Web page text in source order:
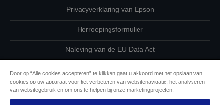
Privacyverklaring van Epson
Herroepingsformulier
Naleving van de EU Data Act
Cookie-informatie
Door op “Alle cookies accepteren” te klikken gaat u akkoord met het opslaan van
cookies op uw apparaat voor het verbeteren van websitenavigatie, het analyseren
van websitegebruik en om ons te helpen bij onze marketingprojecten.